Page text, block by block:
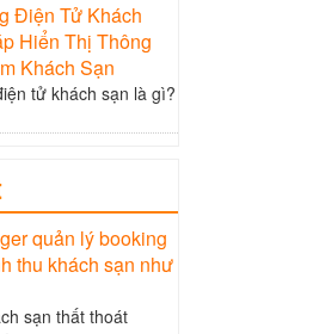
Điện Tử Khách
Hiển Thị Thông
Khách Sạn
tử khách sạn là gì?
quản lý booking
thu khách sạn như
sạn thất thoát